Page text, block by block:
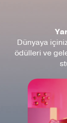
Dünyaya
ödülleri ve